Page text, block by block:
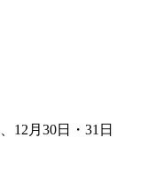
12月30日・31日